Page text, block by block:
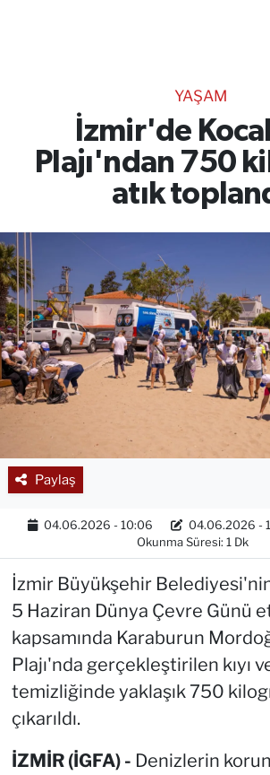
YAŞAM
İzmir'de
Plajı'ndan 750
atık
Paylaş
04.06.2026 - 10:06 04.06.2026 -
Okunma Süresi: 1 Dk
İzmir Büyükşehir
5 Haziran Dünya Çevre Günü
kapsamında Karaburun
Plajı'nda gerçekleştirilen kıyı
temizliğinde yaklaşık 750
çıkarıldı.
İZMİR (İGFA) - Denizlerin
RESMİ İLANLAR
Gencsesfm Canlı Dinle